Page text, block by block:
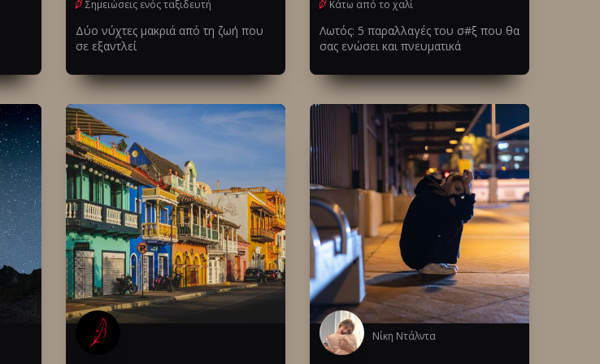
Σημειώσεις ενός ταξιδευτή
Δύο νύχτες μακριά από τη ζωή που
σε εξαντλεί
Κάτω από το χαλί
Λωτός: 5 παραλλαγές του σ#ξ που θα
σας ενώσει και πνευματικά
Νίκη Ντάλντα